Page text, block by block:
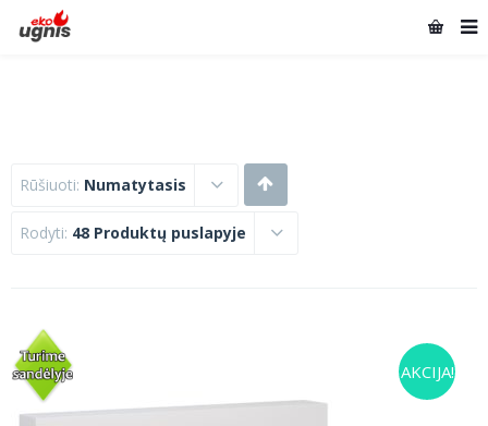
Rūšiuoti: Numatytasis
Rodyti: 48 Produktų puslapyje
AKCIJA!